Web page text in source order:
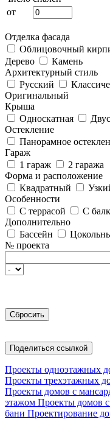
от
Отделка фасада
Облицовочный
Дерево
Камень
Архитектурный стиль
Русский
Оригинальный
Крыша
Односкатная
Остекление
Панорамное
Гараж
1 гараж
2 гаража
Форма и расположение
Квадратный
Особенности
С террасой
С
Дополнительно
Бассейн
№ проекта
Поделиться ссылкой
Проекты одноэтажных
Проекты трехэтажных
Проекты домов с
этажом Проекты домов
бани Проектирование